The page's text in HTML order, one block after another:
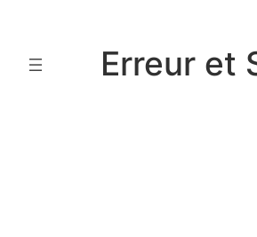
contenu
Erreur et